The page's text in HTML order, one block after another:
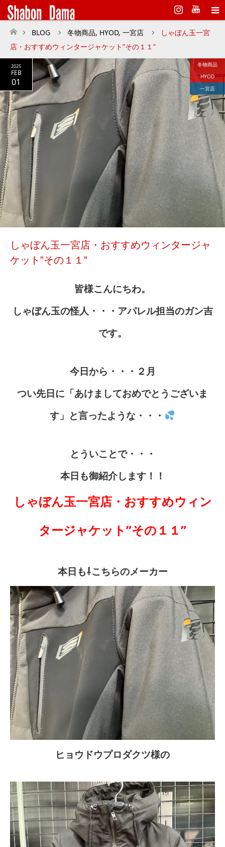
Instagram
ホーム
BLOG 冬物商品, HYOD, 一宮店
しゃぼん玉一宮
店・おすすめウィンタージャケット”その１１”
2025
FEB
01
冬物商品
HYOD
一宮店
しゃぼん玉一宮店・おすすめウィンタージャ
ケット”その１１”
皆様こんにちわ。
しゃぼん玉の怪人・・・アパレル担当のガン吉
です。
今日から・・・２月
つい先日に「あけましておめでとうございま
す」と言ったような・・・
とういことで・・・
本日も御紹介します！！
しゃぼん玉一宮店・おすすめウィン
タージャケット”その１１”
本日も⇩こちらのメーカー
ヒョウドウプロダクツ様の